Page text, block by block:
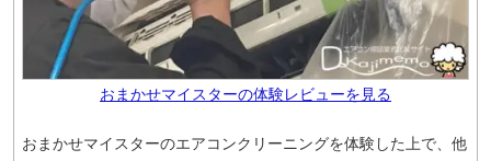
おまかせマイスターの体験レビューを見る
おまかせマイスターのエアコンクリーニングを体験した上で、他